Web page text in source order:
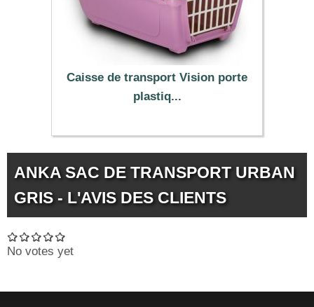
Caisse de transport Vision porte
plastiq...
12.99 €
ANKA SAC DE TRANSPORT URBAN
GRIS - L'AVIS DES CLIENTS
No votes yet